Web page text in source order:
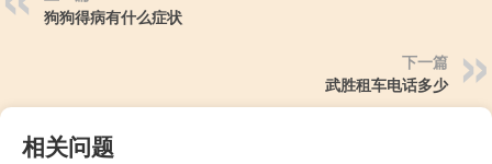
狗狗得病有什么症状
下一篇
武胜租车电话多少
相关问题